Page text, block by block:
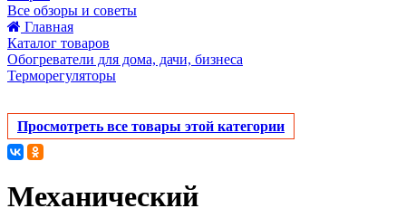
Все обзоры и советы
Главная
Каталог товаров
Обогреватели для дома, дачи, бизнеса
Терморегуляторы
Просмотреть все товары этой категории
Механический